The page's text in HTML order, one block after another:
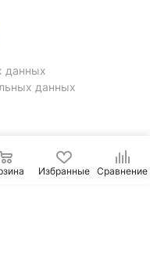
данных
данных
Избранные Сравнение